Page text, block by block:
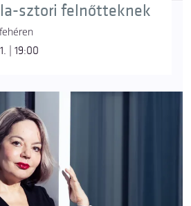
sztori felnőtteknek
| 19:00